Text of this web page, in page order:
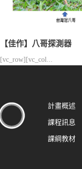
【佳作】八哥探測器
[vc_row][vc_col...
計畫概述
課程訊息
課綱教材